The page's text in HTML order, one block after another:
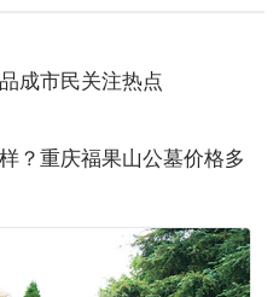
成市民关注热点
？重庆福果山公墓价格多